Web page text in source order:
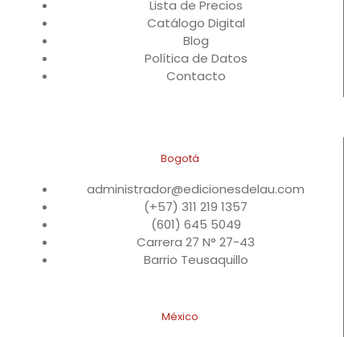
Lista de Precios
Catálogo Digital
Blog
Política de Datos
Contacto
Bogotá
administrador@edicionesdelau.com
(+57) 311 219 1357
(601) 645 5049
Carrera 27 N° 27-43
Barrio Teusaquillo
México